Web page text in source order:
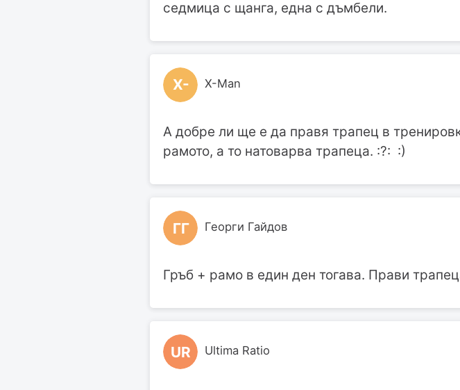
седмица с щанга, една с дъмбели.
X- X-Man
А добре ли ще е да правя трапец в
рамото, а то натоварва трапеца. :?: :)
ГГ Георги Гайдов
Гръб + рамо в един ден тогава. Прави
UR Ultima Ratio